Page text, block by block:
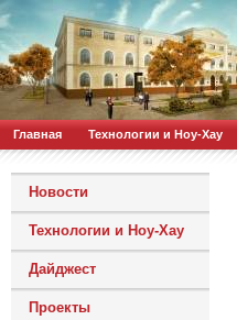
Главная Технологии и Ноу-Хау
Новости
Технологии и Ноу-Хау
Дайджест
Проекты